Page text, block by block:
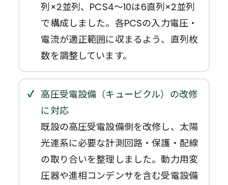
列×2並列、PCS4〜10は6直列×2並列
で構成しました。各PCSの入力電圧・
電流が適正範囲に収まるよう、直列枚
数を調整しています。
高圧受電設備（キュービクル）の改修
に対応
既設の高圧受電設備側を改修し、太陽
光連系に必要な計測回路・保護・配線
の取り合いを整理しました。動力用変
圧器や進相コンデンサを含む受電設備